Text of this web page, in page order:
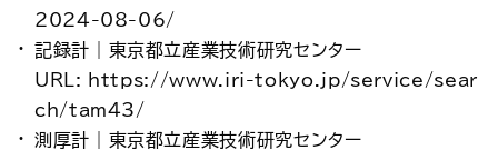
2024-08-06/
記録計｜東京都立産業技術研究センター
URL: https://www.iri-tokyo.jp/service/sear
ch/tam43/
測厚計｜東京都立産業技術研究センター